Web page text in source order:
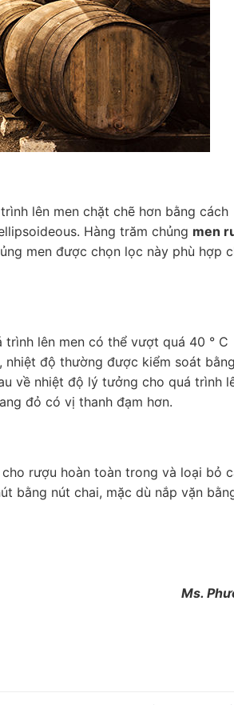
lên men chặt chẽ hơn bằng cách
Hàng trăm chủng men
men được chọn lọc này phù hợp
lên men có thể vượt quá 40 ° C
nhiệt độ thường được kiểm soát bằng
về nhiệt độ lý tưởng cho quá trình
đỏ có vị thanh đạm hơn.
rượu hoàn toàn trong và loại bỏ
bằng nút chai, mặc dù nắp vặn
Ms.